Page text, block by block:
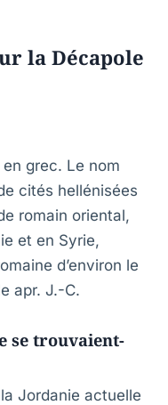
la Décapole
grec. Le nom
cités hellénisées
romain oriental,
et en Syrie,
d’environ le
apr. J.-C.
se trouvaient-
Jordanie actuelle